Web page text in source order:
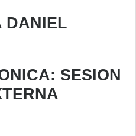
DANIEL
SESION